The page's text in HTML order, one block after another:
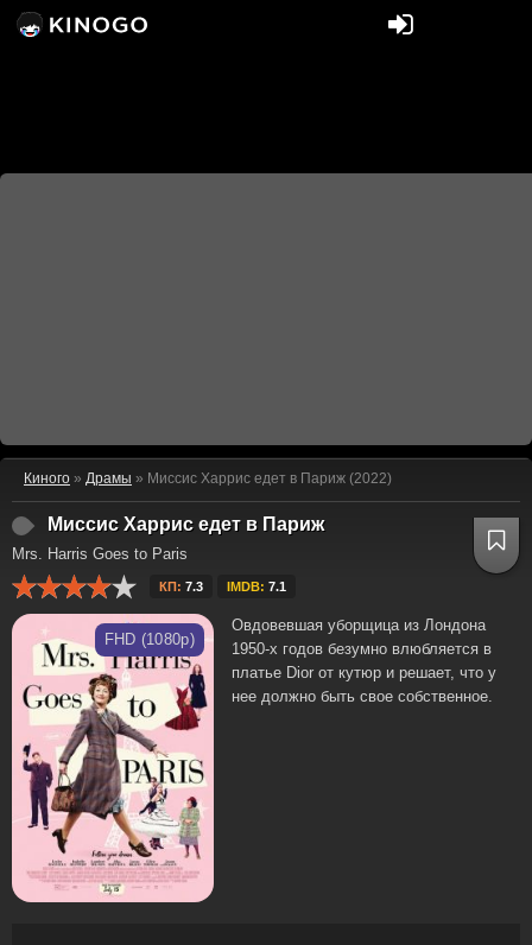
Киного » Драмы » Миссис Харрис едет в Париж (2022)
Миссис Харрис едет в Париж
Mrs. Harris Goes to Paris
КП: 7.3 IMDB: 7.1
FHD (1080p)
Овдовевшая уборщица из Лондона
1950-х годов безумно влюбляется в
платье Dior от кутюр и решает, что у
нее должно быть свое собственное.